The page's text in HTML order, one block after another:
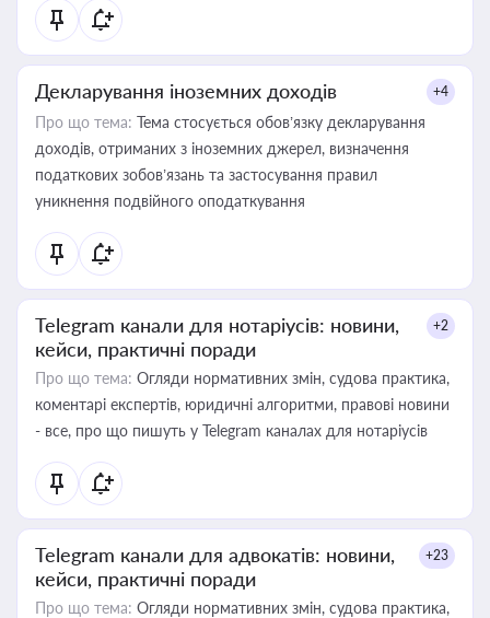
Декларування іноземних доходів +4
Про що тема: Тема стосується обов’язку декларування
доходів, отриманих з іноземних джерел, визначення
податкових зобов’язань та застосування правил
уникнення подвійного оподаткування
Telegram канали для нотаріусів: новини,
кейси, практичні поради
+2
Про що тема: Огляди нормативних змін, судова практика,
коментарі експертів, юридичні алгоритми, правові новини
- все, про що пишуть у Telegram каналах для нотаріусів
Telegram канали для адвокатів: новини,
кейси, практичні поради
+23
Про що тема: Огляди нормативних змін, судова практика,